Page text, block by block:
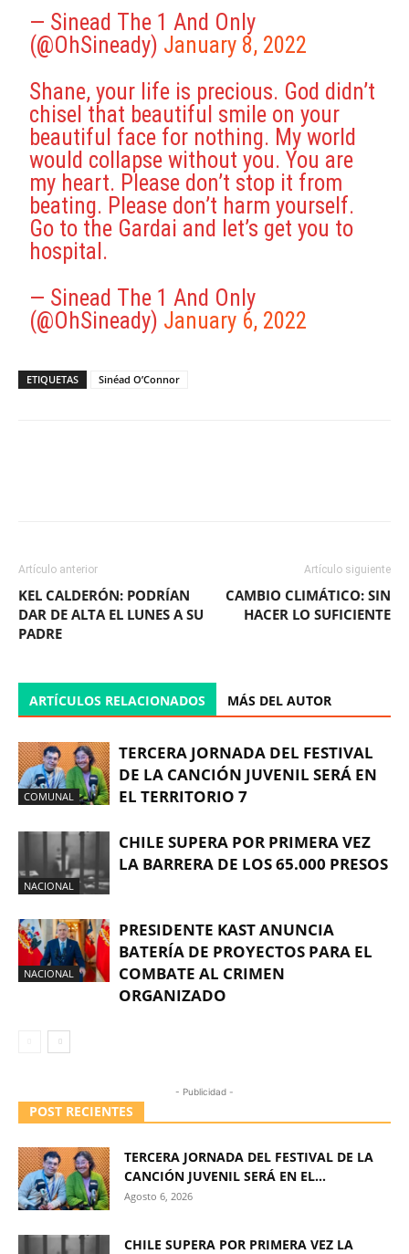
— Sinead The 1 And Only
(@OhSineady) January 8, 2022
Shane, your life is precious. God didn’t
chisel that beautiful smile on your
beautiful face for nothing. My world
would collapse without you. You are
my heart. Please don’t stop it from
beating. Please don’t harm yourself.
Go to the Gardai and let’s get you to
hospital.
— Sinead The 1 And Only
(@OhSineady) January 6, 2022
ETIQUETAS Sinéad O’Connor
Artículo anterior
KEL CALDERÓN: PODRÍAN
DAR DE ALTA EL LUNES A SU
PADRE
Artículo siguiente
CAMBIO CLIMÁTICO: SIN
HACER LO SUFICIENTE
ARTÍCULOS RELACIONADOS MÁS DEL AUTOR
COMUNAL
TERCERA JORNADA DEL FESTIVAL
DE LA CANCIÓN JUVENIL SERÁ EN
EL TERRITORIO 7
NACIONAL
CHILE SUPERA POR PRIMERA VEZ
LA BARRERA DE LOS 65.000 PRESOS
NACIONAL
PRESIDENTE KAST ANUNCIA
BATERÍA DE PROYECTOS PARA EL
COMBATE AL CRIMEN
ORGANIZADO
- Publicidad -
POST RECIENTES
TERCERA JORNADA DEL FESTIVAL DE LA
CANCIÓN JUVENIL SERÁ EN EL...
Agosto 6, 2026
CHILE SUPERA POR PRIMERA VEZ LA